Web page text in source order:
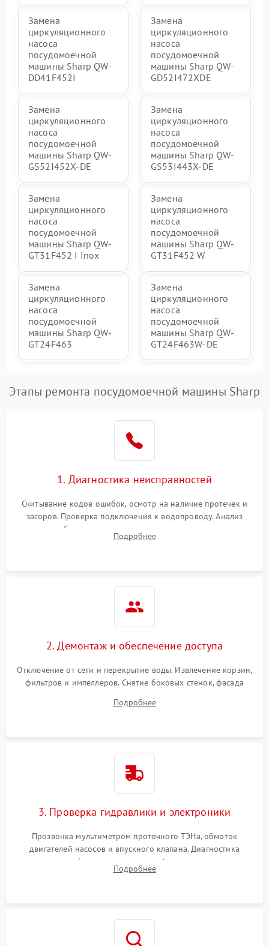
Замена
циркуляционного
насоса
посудомоечной
машины Sharp QW-
DD41F452I
Замена
циркуляционного
насоса
посудомоечной
машины Sharp QW-
GD52I472XDE
Замена
циркуляционного
насоса
посудомоечной
машины Sharp QW-
GS52I452X-DE
Замена
циркуляционного
насоса
посудомоечной
машины Sharp QW-
GS53I443X-DE
Замена
циркуляционного
насоса
посудомоечной
машины Sharp QW-
GT31F452 I Inox
Замена
циркуляционного
насоса
посудомоечной
машины Sharp QW-
GT31F452 W
Замена
циркуляционного
насоса
посудомоечной
машины Sharp QW-
GT24F463
Замена
циркуляционного
насоса
посудомоечной
машины Sharp QW-
GT24F463W-DE
Этапы ремонта посудомоечной машины Sharp
1. Диагностика неисправностей
Считывание кодов ошибок, осмотр на наличие протечек и
засоров. Проверка подключения к водопроводу. Анализ
жалоб на отсутствие слива, нагрева, вращения
разбрызгивателей или срабатывание системы защиты
Подробнее
2. Демонтаж и обеспечение доступа
Отключение от сети и перекрытие воды. Извлечение корзин,
фильтров и импеллеров. Снятие боковых стенок, фасада
циркуляционному насосу, ТЭНу и сливной помпе.
Подробнее
3. Проверка гидравлики и электроники
Прозвонка мультиметром проточного ТЭНа, обмоток
двигателей насосов и впускного клапана. Диагностика
прессостата (датчика уровня воды), датчика мутности,
концевика дверцы и электронного модуля управления.
Подробнее